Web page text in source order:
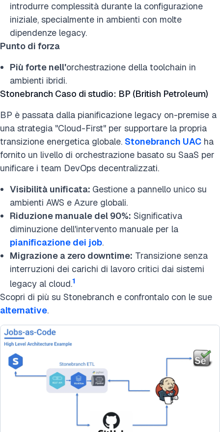
introdurre complessità durante la configurazione
iniziale, specialmente in ambienti con molte
dipendenze legacy.
Punto di forza
Più forte nell'orchestrazione della toolchain in
ambienti ibridi.
Stonebranch Caso di studio: BP (British Petroleum)
BP è passata dalla pianificazione legacy on-premise a
una strategia "Cloud-First" per supportare la propria
transizione energetica globale. Stonebranch UAC ha
fornito un livello di orchestrazione basato su SaaS per
unificare i team DevOps decentralizzati.
Visibilità unificata: Gestione a pannello unico su
ambienti AWS e Azure globali.
Riduzione manuale del 90%: Significativa
diminuzione dell'intervento manuale per la
pianificazione dei job.
Migrazione a zero downtime: Transizione senza
interruzioni dei carichi di lavoro critici dai sistemi
legacy al cloud.1
Scopri di più su Stonebranch e confrontalo con le sue
alternative.